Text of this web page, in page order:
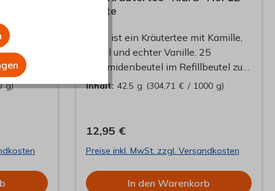
in ihre
doch
bevor
sie die
g)
Tüüte
Klara ist ein Kräutertee mit Kamille,
Apfel und echter Vanille. 25
Pyramidenbeutel im Refillbeutel zu
Wiederbefüllung der Dööse.
Verpackungsmüll, in einer unserer
formschönen Döösen.
Inhalt: 42.5 g (304,71 € / 1000 g)
12,95 €
Preise inkl. MwSt. zzgl. Versandkosten
In den Warenkorb